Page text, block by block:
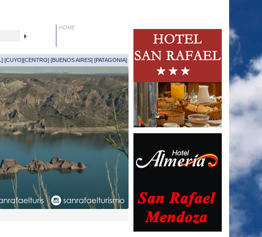
HOME
] [CUYO][CENTRO] [BUENOS AIRES] [PATAGONIA]